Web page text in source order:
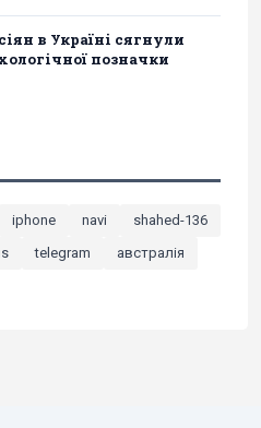
в Україні сягнули
позначки
iphone navi
shahed-136
telegram
австралія